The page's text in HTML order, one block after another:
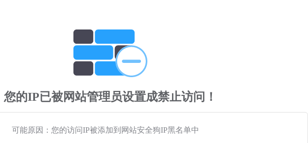
您的IP已被网站管理员设置成禁止访问！
可能原因：您的访问IP被添加到网站安全狗IP黑名单中